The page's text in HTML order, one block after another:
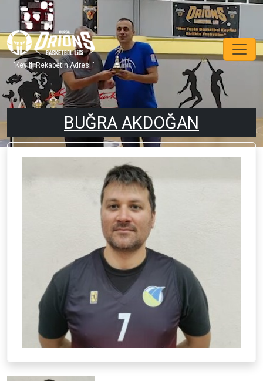
"Keyifli Rekabetin Adresi."
BUĞRA AKDOĞAN